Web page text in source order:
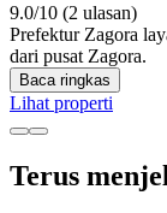
9.0/10 (2 ulasan)
Prefektur Zagora
dari pusat Zagora.
Baca ringkas
Lihat properti
Terus